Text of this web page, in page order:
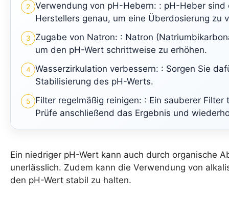
2
Verwendung von pH-Hebern: : pH-Heber
Herstellers genau, um eine Überdosierung zu
3
Zugabe von Natron: : Natron
um den pH-Wert schrittweise zu erhöhen.
4
Wasserzirkulation verbessern: : Sorgen Sie
Stabilisierung des pH-Werts.
5
Filter regelmäßig reinigen: : Ein sauberer
Prüfe anschließend das Ergebnis und
Ein niedriger pH-Wert kann auch durch organische
unerlässlich. Zudem kann die Verwendung von
den pH-Wert stabil zu halten.